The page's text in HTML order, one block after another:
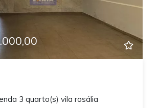
3 quarto(s) vila rosália